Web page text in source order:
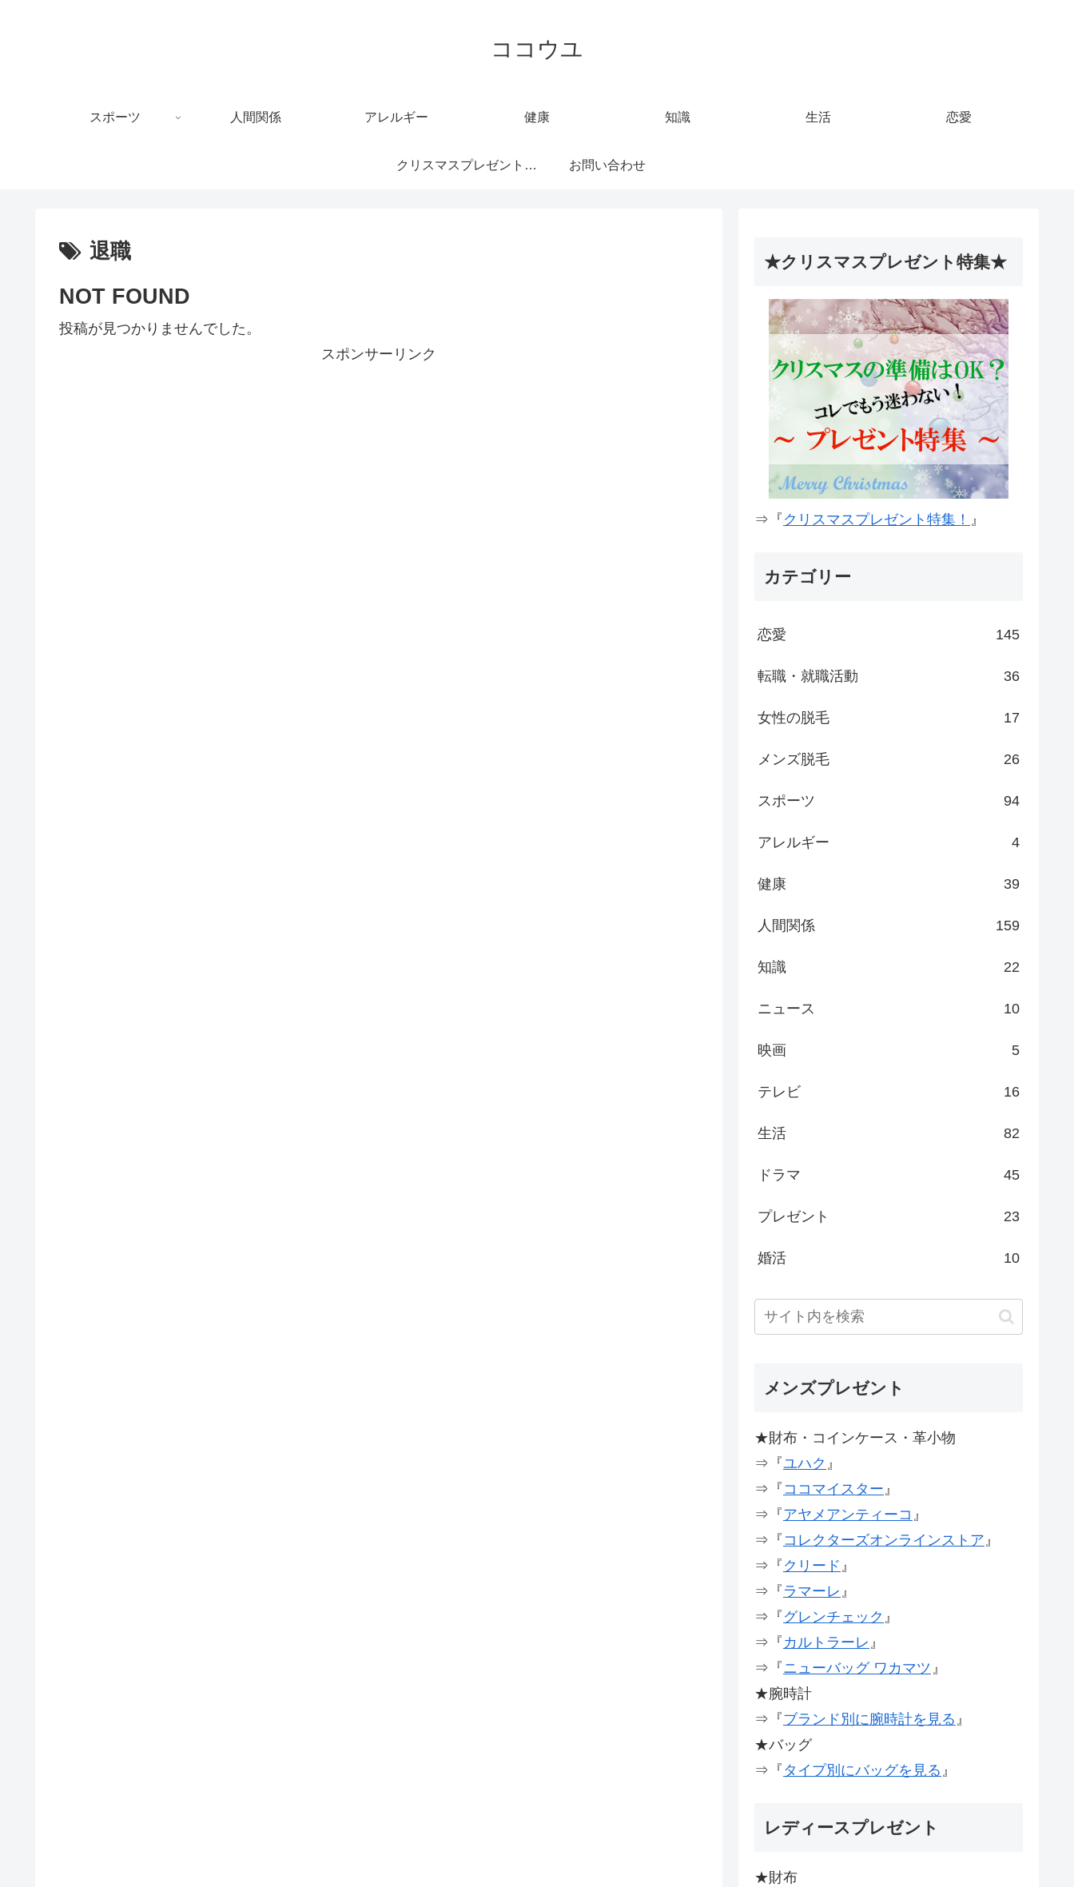
ココウユ
スポーツ 人間関係 アレルギー 健康 知識 生活 恋愛
クリスマスプレゼント特 お問い合わせ
退職
NOT FOUND
投稿が見つかりませんでした。
スポンサーリンク
★クリスマスプレゼント特集★
⇒『 クリスマスプレゼント特集！ 』
カテゴリー
恋愛 145
転職・就職活動 36
女性の脱毛 17
メンズ脱毛 26
スポーツ 94
アレルギー 4
健康 39
人間関係 159
知識 22
ニュース 10
映画 5
テレビ 16
生活 82
ドラマ 45
プレゼント 23
婚活 10
メンズプレゼント
★財布・コインケース・革小物
⇒『ユハク 』
⇒『 ココマイスター』
⇒『アヤメアンティーコ 』
⇒『 コレクターズオンラインストア』
⇒『 クリード 』
⇒『 ラマーレ 』
⇒『 グレンチェック 』
⇒『 カルトラーレ 』
⇒『ニューバッグ ワカマツ 』
★腕時計
⇒『ブランド別に腕時計を見る 』
★バッグ
⇒『 タイプ別にバッグを見る 』
レディースプレゼント
★財布